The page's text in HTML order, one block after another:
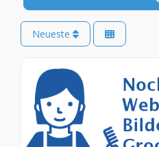
Neueste